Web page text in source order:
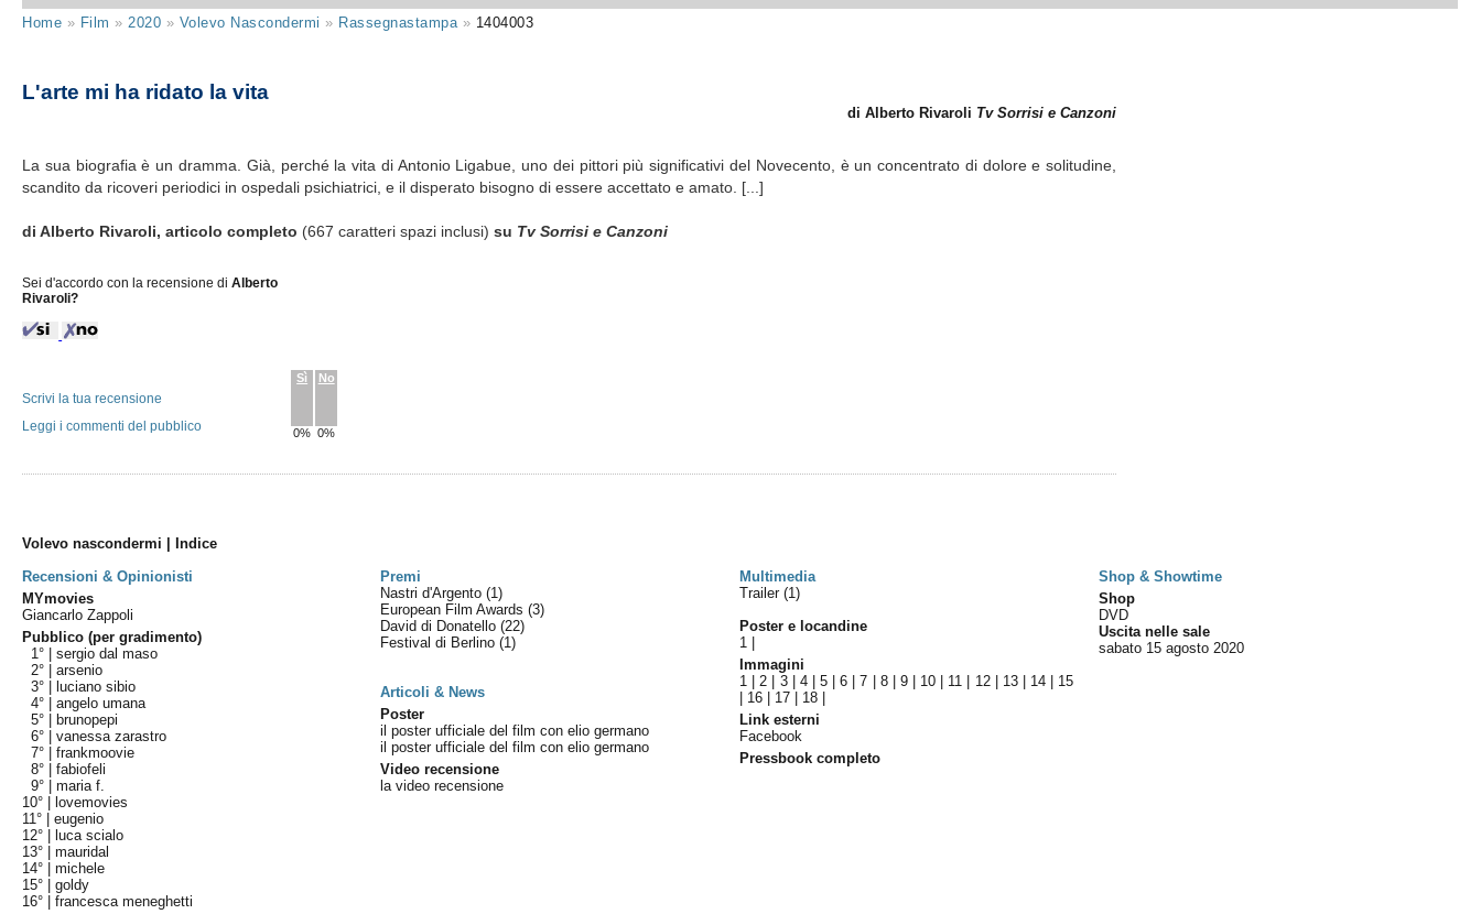
Home » Film » 2020 » Volevo Nascondermi » Rassegnastampa» 1404003
L'arte mi ha ridato la vita
di Alberto Rivaroli Tv Sorrisi e Canzoni
La sua biografia è un dramma. Già, perché la vita di Antonio Ligabue, uno dei pittori più significativi del Novecento, è un concentrato di dolore e solitudine,
scandito da ricoveri periodici in ospedali psichiatrici, e il disperato bisogno di essere accettato e amato. [...]
di Alberto Rivaroli, articolo completo (667 caratteri spazi inclusi)su Tv Sorrisi e Canzoni
Sei d'accordo con la recensione diAlberto
Rivaroli?
Sì
0%
No
0%
Scrivi la tua recensione
Leggi i commenti del pubblico
Volevo nascondermi | Indice
Recensioni & Opinionisti
Premi Multimedia
Shop & Showtime
MYmovies
Giancarlo Zappoli
Pubblico (per gradimento)
1° |sergio dal maso
2° |arsenio
3° |
luciano sibio
4° |angelo umana
5° |
brunopepi
6° |vanessa zarastro
7° |frankmoovie
8° |fabiofeli
9° |maria f.
10° |
lovemovies
11° |eugenio
12° |
luca scialo
13° |mauridal
14° |michele
15° |goldy
16° |francesca meneghetti
Nastri d'Argento(1)
European Film Awards(3)
David di Donatello(22)
Festival di Berlino(1)
Articoli & News
Poster
il poster ufficiale del film con elio germano
il poster ufficiale del film con elio germano
Video recensione
la video recensione
Trailer (1)
Poster e locandine
1
Immagini
1 |2 3| 4|5 |6 |7 8| 9| 10 11 12| 13| 14
15
16 17 18
Link esterni
Facebook
Pressbook completo
Shop
DVD
Uscita nelle sale
sabato 15 agosto 2020